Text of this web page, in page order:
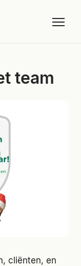
team
cliënten, en